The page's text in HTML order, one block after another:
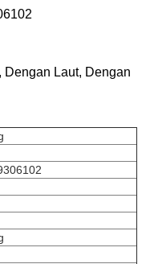
Laut, Dengan